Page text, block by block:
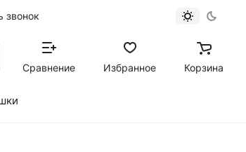
звонок
Сравнение
Избранное Корзина